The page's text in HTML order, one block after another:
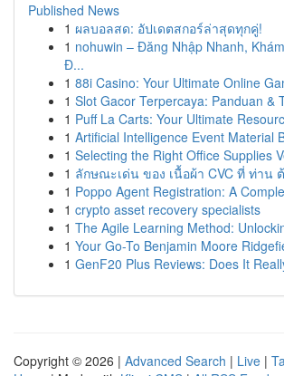
Published News
1 ผลบอลสด: อัปเดตสกอร์ล่าสุดทุกคู่!
1 nohuwin – Đăng Nhập Nhanh,
Đ...
1 88i Casino: Your Ultimate Online
1 Slot Gacor Terpercaya: Panduan &
1 Puff La Carts: Your Ultimate
1 Artificial Intelligence Event Material
1 Selecting the Right Office Supplies
1 ลักษณะเด่น ของ เนื้อผ้า CVC ที่ ท่าน
1 Poppo Agent Registration: A
1 crypto asset recovery specialists
1 The Agile Learning Method:
1 Your Go-To Benjamin Moore
1 GenF20 Plus Reviews: Does It
Copyright © 2026 | Advanced Search | Live |